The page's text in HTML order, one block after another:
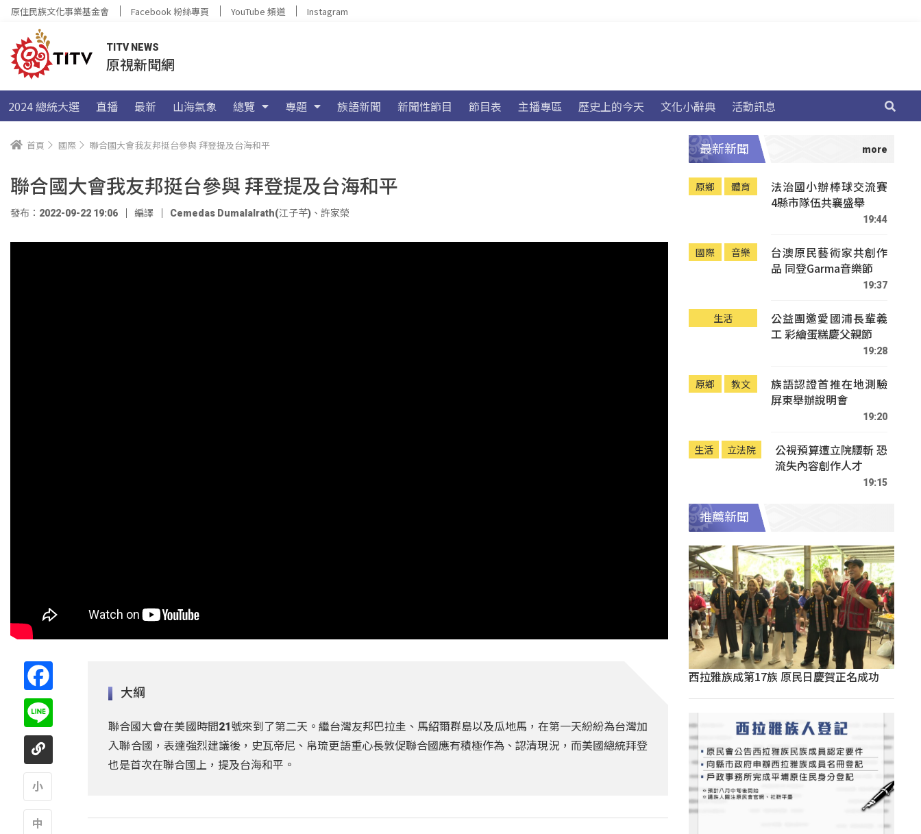
原住民族文化事業基金會 Facebook 粉絲專頁 YouTube 頻道 Instagram
TITV NEWS
原視新聞網
2024 總統大選 直播 最新 山海氣象 總覽 專題 族語新聞 新聞性節目 節目表 主播專區 歷史上的今天 文化小辭典 活動訊息
首頁 國際 聯合國大會我友邦挺台參與 拜登提及台海和平
聯合國大會我友邦挺台參與 拜登提及台海和平
發布：2022-09-22 19:06 編譯 Cemedas Dumalalrath(江子芊) 、 許家榮
大綱
聯合國大會在美國時間21號來到了第二天。繼台灣友邦巴拉圭、馬紹爾群島以及瓜地馬，在第一天紛紛為台灣加
入聯合國，表達強烈建議後，史瓦帝尼、帛琉更語重心長敦促聯合國應有積極作為、認清現況，而美國總統拜登
也是首次在聯合國上，提及台海和平。
最新新聞
原鄉 體育
法治國小辦棒球交流賽
4縣市隊伍共襄盛舉
19:44
國際 音樂
台澳原民藝術家共創作
品 同登Garma音樂節
19:37
生活
公益團邀愛國浦長輩義
工 彩繪蛋糕慶父親節
19:28
原鄉 教文
族語認證首推在地測驗
屏東舉辦說明會
19:20
生活 立法院
公視預算遭立院腰斬 恐
流失內容創作人才
19:15
推薦新聞
西拉雅族成第17族 原民日慶賀正名成功